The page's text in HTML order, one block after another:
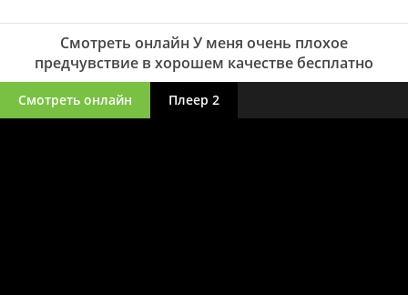
Смотреть онлайн У меня очень плохое
предчувствие в хорошем качестве бесплатно
Смотреть онлайн Плеер 2